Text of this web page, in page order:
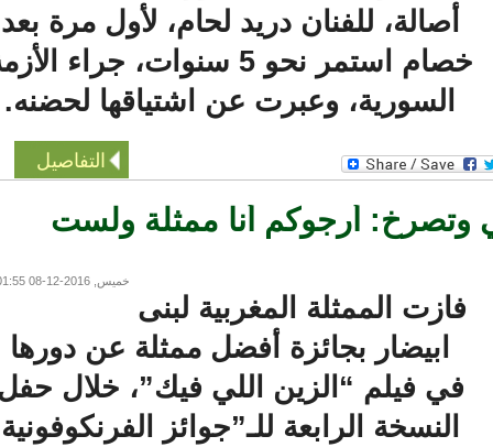
أصالة، للفنان دريد لحام، لأول مرة بعد
خصام استمر نحو 5 سنوات، جراء الأزمة
السورية، وعبرت عن اشتياقها لحضنه.
التفاصيل
أرجوكم أنا ممثلة ولست
خميس, 2016-12-08 01:55
فازت الممثلة المغربية لبنى
ابيضار بجائزة أفضل ممثلة عن دورها
في فيلم “الزين اللي فيك”، خلال حفل
النسخة الرابعة للـ”جوائز الفرنكوفونية